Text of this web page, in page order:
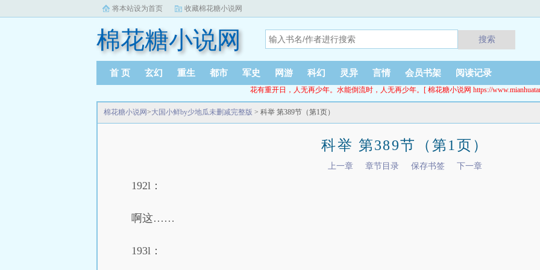
将本站设为首页 收藏棉花糖小说网
棉花糖小说网 搜索
首 页 玄幻 重生 都市 军史 网游 科幻 灵异 言情 会员书架 阅读记录
花有重开日，人无再少年。水能倒流时，人无再少年。[ 棉花糖小说网 https://
棉花糖小说网>大国小鲜by少地瓜未删减完整版 > 科举 第389节（第1页）
科举 第389节（第1页）
上一章 章节目录 保存书签 下一章
192l：
啊这……
193l：